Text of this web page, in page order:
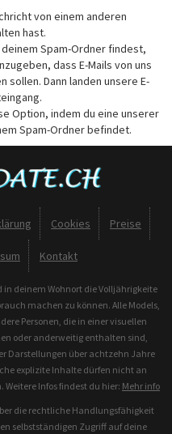
von einem anderen
hast.
deinem Spam-Ordner findest,
dass E-Mails von uns
sollen. Dann landen unsere E-
Option, indem du eine unserer
Spam-Ordner befindet.
Cookies Preise
Kontakt
deinem Wohnort die Volljährigkeite
machen zu können. Alle Models,
Personen, die in einer visuellen
oder anderweitig enthalten sind,
Darstellungen über achtzehn Jahre
explizite Inhalte dürfen nicht an
Infos findest du hier: Mehr info
die rechtliche Handlungsfähigkeit
selbstständigen Zugriff auf deine